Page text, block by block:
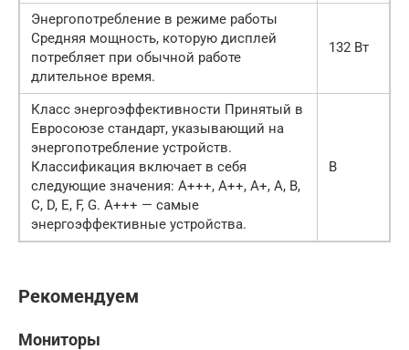
Энергопотребление в режиме работы
Средняя мощность, которую дисплей
потребляет при обычной работе
длительное время.
132 Вт
Класс энергоэффективности Принятый в
Евросоюзе стандарт, указывающий на
энергопотребление устройств.
Классификация включает в себя
следующие значения: A+++, A++, A+, A, B,
C, D, E, F, G. A+++ — самые
энергоэффективные устройства.
B
Рекомендуем
Мониторы